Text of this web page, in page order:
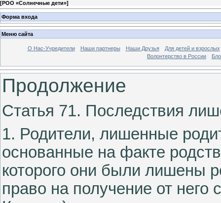
[РОО «Солнечные дети»]
Форма входа
Меню сайта
О Нас-Учредители Наши партнеры Наши Друзья
Для детей и взрослых
Волонтерство в России
Продолжение
Статья 71. Последствия
1. Родители, лишенные
основанные на факте
которого они были лишены
право на получение от него